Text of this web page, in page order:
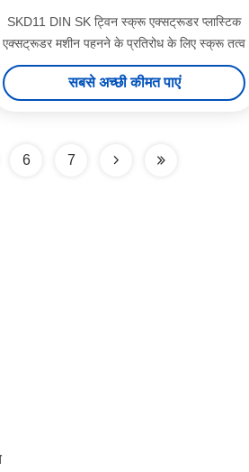
SKD11 DIN SK ट्विन स्क्रू एक्सट्रूडर प्लास्टिक
एक्सट्रूडर मशीन पहनने के प्रतिरोध के लिए स्क्रू तत्व
सबसे अच्छी कीमत पाएं
6 7